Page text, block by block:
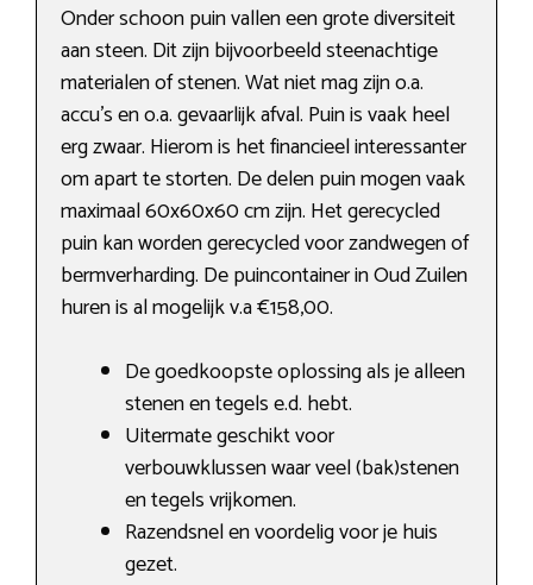
Onder schoon puin vallen een grote diversiteit
aan steen. Dit zijn bijvoorbeeld steenachtige
materialen of stenen. Wat niet mag zijn o.a.
accu’s en o.a. gevaarlijk afval. Puin is vaak heel
erg zwaar. Hierom is het financieel interessanter
om apart te storten. De delen puin mogen vaak
maximaal 60x60x60 cm zijn. Het gerecycled
puin kan worden gerecycled voor zandwegen of
bermverharding. De puincontainer in Oud Zuilen
huren is al mogelijk v.a €158,00.
De goedkoopste oplossing als je alleen
stenen en tegels e.d. hebt.
Uitermate geschikt voor
verbouwklussen waar veel (bak)stenen
en tegels vrijkomen.
Razendsnel en voordelig voor je huis
gezet.